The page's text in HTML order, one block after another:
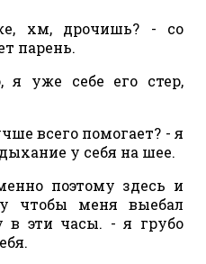
хм, дрочишь? - со
парень.
уже себе его стер,
всего помогает? - я
у себя на шее.
поэтому здесь и
чтобы меня выебал
в эти часы. - я грубо